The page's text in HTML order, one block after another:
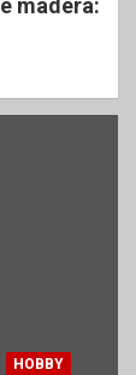
madera:
HOBBY